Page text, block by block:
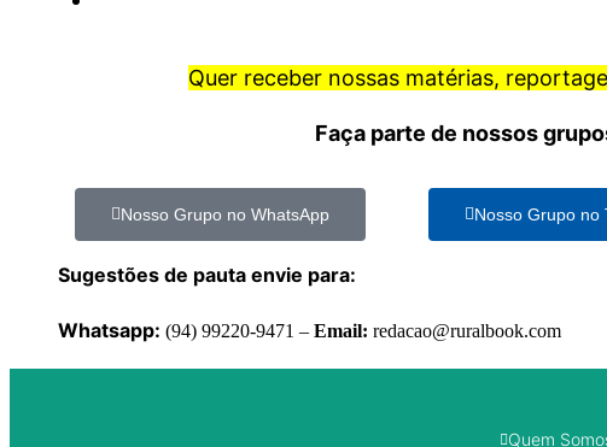
Quer receber nossas matérias,
Faça parte de nossos
Nosso Grupo no WhatsApp Nosso Grupo no
Sugestões de pauta envie para:
Whatsapp: (94) 99220-9471 – Email: redacao@ruralbook.com
Quem